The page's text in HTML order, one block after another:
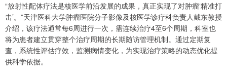
“放射性配体疗法是核医学前沿发展的成果，真正实现了对肿瘤‘精准打
击’。”天津医科大学肿瘤医院分子影像及核医学诊疗科负责人戴东教授
介绍，该疗法通常每6周进行一次，需连续治疗4至6个周期，科室也
将为患者建立贯穿整个治疗周期的长期随访管理机制。通过定期复
查，系统性评估疗效，监测病情变化，为实现治疗策略的动态优化提
供科学依据。